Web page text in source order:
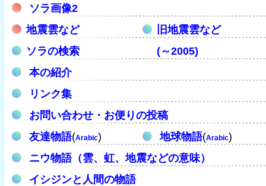
ソラ画像2
地震雲など
旧地震雲など
ソラの検索
(～2005)
本の紹介
リンク集
お問い合わせ・お便りの投稿
友達物語(Arabic) 地球物語(Arabic)
ニウ物語（雲、虹、地震などの意味）
イシジンと人間の物語